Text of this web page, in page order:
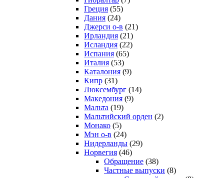
Греция (55)
Дания (24)
Джерси о-в (21)
Ирландия (21)
Исландия (22)
Испания (65)
Италия (53)
Каталония (9)
Кипр (31)
Люксембург (14)
Македония (9)
Мальта (19)
Мальтийский орден (2)
Монако (5)
Мэн о-в (24)
Нидерланды (29)
Норвегия (46)
Обращение (38)
Частные выпуски (8)